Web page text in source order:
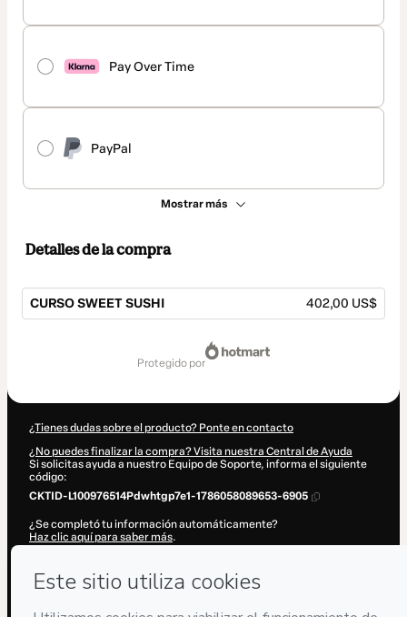
Pay Over Time
PayPal
Mostrar más
Detalles de la compra
CURSO SWEET SUSHI 402,00 US$
protegido por
¿Tienes dudas sobre el producto? Ponte en contacto
¿No puedes finalizar la compra? Visita nuestra Central de Ayuda
Si solicitas ayuda a nuestro Equipo de Soporte, informa el siguiente
código:
CKTID-L100976514Pdwhtgp7e1-1786058089653-6905
¿Se completó tu información automáticamente?
Haz clic aquí para saber más.
está procesando este pedido en nombre de
Guadarrama Guevara y no tiene responsabilidad por el contenido y/o
de Privacidad
otras políticas de Hotmart y (iii) soy mayor de edad o